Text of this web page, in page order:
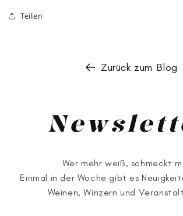
Teilen
Zurück zum Blog
Wer mehr weiß, schmeckt
Einmal in der Woche gibt es
Weinen, Winzern und